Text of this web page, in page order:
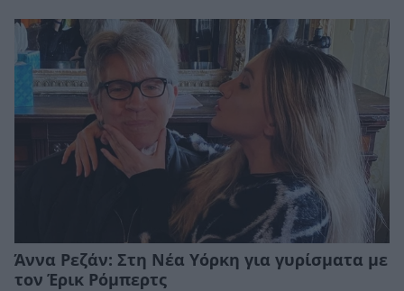
Άννα Ρεζάν: Στη Νέα Υόρκη για γυρίσματα με
τον Έρικ Ρόμπερτς